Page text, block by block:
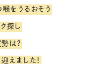
をうるおそう
探し
は？
えました！